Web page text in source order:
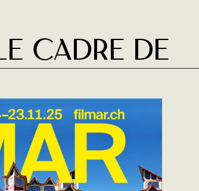
cadre de